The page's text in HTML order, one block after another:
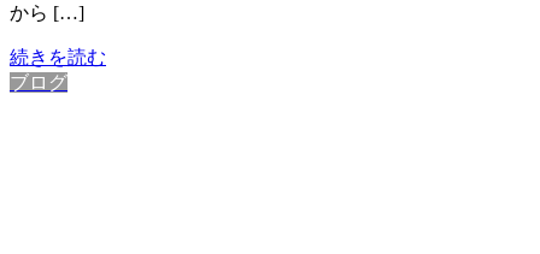
から […]
続きを読む
ブログ